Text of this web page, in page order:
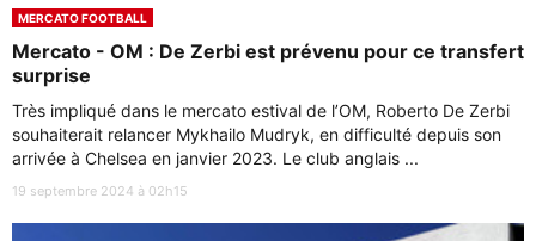
MERCATO FOOTBALL
Mercato - OM : De Zerbi est prévenu pour ce transfert
surprise
Très impliqué dans le mercato estival de l’OM, Roberto De Zerbi
souhaiterait relancer Mykhailo Mudryk, en difficulté depuis son
arrivée à Chelsea en janvier 2023. Le club anglais ...
19 septembre 2024 à 02h15